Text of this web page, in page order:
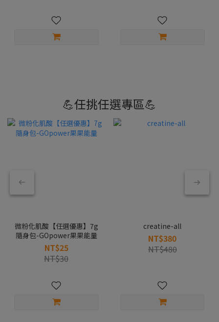
💪任挑任選專區💪
微粉化肌酸【任選優惠】7g
隨身包-GOpower果果能量
NT$25
NT$30
creatine-all
NT$380
NT$480